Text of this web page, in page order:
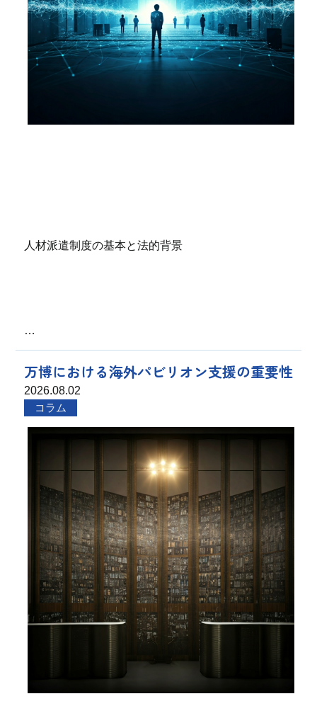
人材派遣制度の基本と法的背景
…
万博における海外パビリオン支援の重要性
2026.08.02
コラム